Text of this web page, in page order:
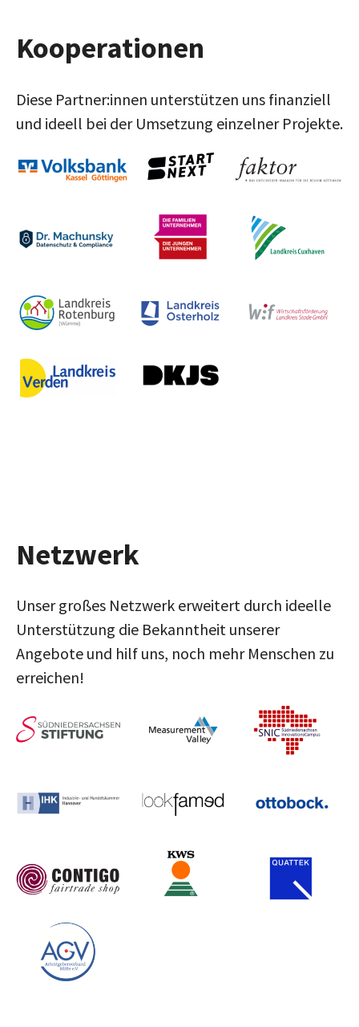
Kooperationen
Diese Partner:innen unterstützen uns finanziell
und ideell bei der Umsetzung einzelner Projekte.
Netzwerk
Unser großes Netzwerk erweitert durch ideelle
Unterstützung die Bekanntheit unserer
Angebote und hilf uns, noch mehr Menschen zu
erreichen!